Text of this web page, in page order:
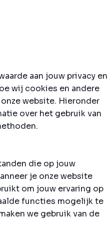
aan jouw privacy en
wij cookies en andere
website. Hieronder
over het gebruik van
die op jouw
je onze website
om jouw ervaring op
functies mogelijk te
we gebruik van de